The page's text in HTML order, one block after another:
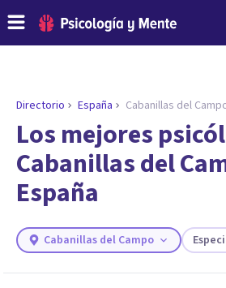
ENCONTRAR MI TERAPEUTA
¿Necesitas ayuda para
psicólogo adecuado?
Responde a unas breves preguntas
los profesionales que más se
necesidades.
Responder
Directorio España Cabanillas del
Los mejores
Cabanillas del
España
Cabanillas del Campo